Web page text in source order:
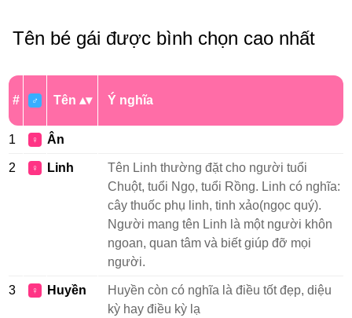
Tên bé gái được bình chọn cao nhất
# ♂ Tên Ý nghĩa
1 ♀ Ân
2 ♀ Linh
Tên Linh thường đặt cho người tuổi
Chuột, tuổi Ngọ, tuổi Rồng. Linh có nghĩa:
cây thuốc phụ linh, tinh xảo(ngọc quý).
Người mang tên Linh là một người khôn
ngoan, quan tâm và biết giúp đỡ mọi
người.
3 ♀ Huyền
Huyền còn có nghĩa là điều tốt đẹp, diệu
kỳ hay điều kỳ lạ